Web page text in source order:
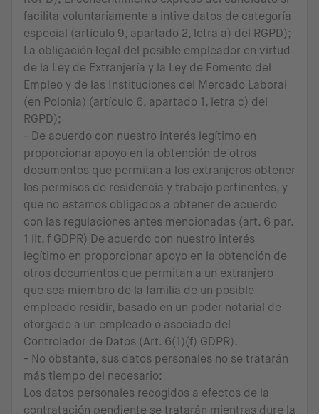
facilita voluntariamente a intive datos de categoría
especial (artículo 9, apartado 2, letra a) del RGPD);
La obligación legal del posible empleador en virtud
de la Ley de Extranjería y la Ley de Fomento del
Empleo y de las Instituciones del Mercado Laboral
(en Polonia) (artículo 6, apartado 1, letra c) del
RGPD);
- De acuerdo con nuestro interés legítimo en
proporcionar apoyo en la obtención de otros
documentos que permitan a los extranjeros obtener
los permisos de residencia y trabajo pertinentes, y
que no estamos obligados a obtener de acuerdo
con las regulaciones antes mencionadas (art. 6 par.
1 lit. f GDPR) De acuerdo con nuestro interés
legítimo en proporcionar apoyo en la obtención de
otros documentos que permitan a un extranjero
que sea miembro de la familia de un posible
empleado residir, basado en un poder notarial de
otorgado a un empleado o asociado del
Controlador de Datos (Art. 6(1)(f) GDPR).
- No obstante, sus datos personales no se tratarán
más tiempo del necesario:
Los datos personales recogidos a efectos de la
contratación pendiente se tratarán mientras dure la